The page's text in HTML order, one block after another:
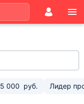
5 000 руб. Лидер